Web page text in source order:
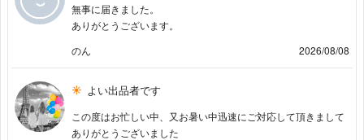
無事に届きました。
ありがとうございます。
のん
2026/08/08
よい出品者です
この度はお忙しい中、又お暑い中迅速にご対応して頂きまして
ありがとうございました